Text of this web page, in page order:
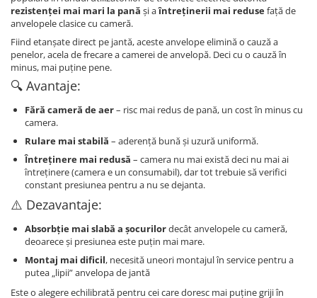
rezistenței mai mari la pană și aîntreținerii mai redusefață de
anvelopele clasice cu cameră.
Fiind etanșate direct pe jantă, aceste anvelope elimină o cauză a
penelor, acela de frecare a camerei de anvelopă. Deci cu o cauză în
minus, mai puține pene.
🔍 Avantaje:
Fără cameră de aer– risc mai redus de pană, un cost în minus cu
camera.
Rulare mai stabilă – aderență bună și uzură uniformă.
Întreținere mai redusă – camera nu mai există deci nu mai ai
întreținere (camera e un consumabil), dar tot trebuie să verifici
constant presiunea pentru a nu se dejanta.
⚠️ Dezavantaje:
Absorbție mai slabă a șocurilordecât anvelopele cu cameră,
deoarece și presiunea este puțin mai mare.
Montaj mai dificil, necesită uneori montajul în service pentru a
putea „lipii” anvelopa de jantă
Este o alegere echilibrată pentru cei care doresc mai puține griji în